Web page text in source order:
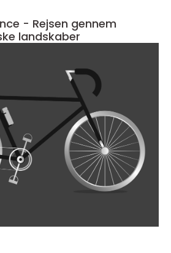
- Rejsen gennem
landskaber